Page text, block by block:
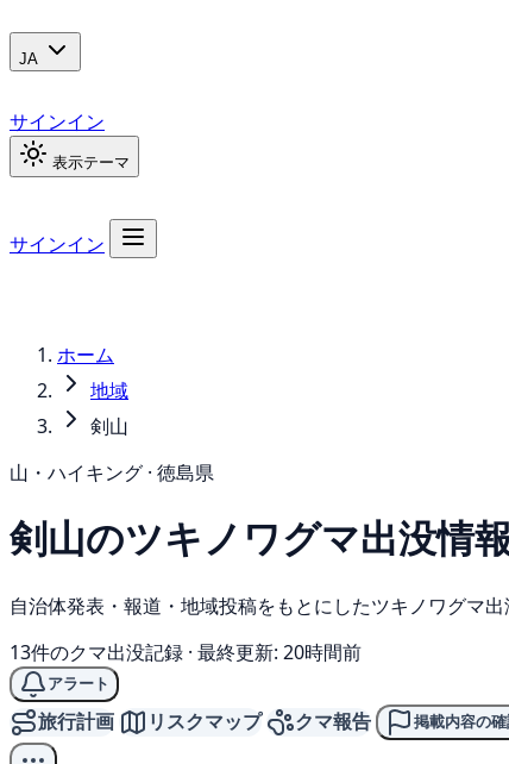
JA
サインイン
表示テーマ
サインイン
ホーム
地域
剣山
山・ハイキング · 徳島県
剣山のツキノワグマ出没情報
自治体発表・報道・地域投稿をもとにしたツキノワグマ出
13件のクマ出没記録 · 最終更新: 20時間前
アラート
旅行計画 リスクマップ クマ報告 掲載内容の